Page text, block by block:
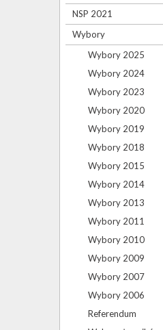
NSP 2021
Wybory
Wybory 2025
Wybory 2024
Wybory 2023
Wybory 2020
Wybory 2019
Wybory 2018
Wybory 2015
Wybory 2014
Wybory 2013
Wybory 2011
Wybory 2010
Wybory 2009
Wybory 2007
Wybory 2006
Referendum